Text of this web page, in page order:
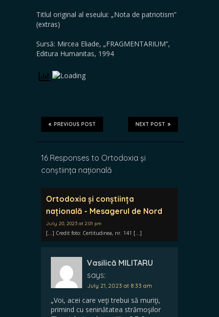
Titlul original al eseului: „Nota de patriotism”
(extras)
Sursă: Mircea Eliade, „FRAGMENTARIUM”,
Editura Humanitas, 1994
NEXT POST
PREVIOUS POST
16 Responses to Ortodoxia și
conștiința națională
Ortodoxia și conștiința
națională - Mesagerul de Nord
July 20, 2023 at 2:01 pm
[…] Credit foto: Certitudinea, nr. 141 […]
Vasilică MILITARU
says:
July 21, 2023 at 8:33 am
„Voi, acei care veţi trebui să muriţi,
primind cu seninătatea strămoşilor